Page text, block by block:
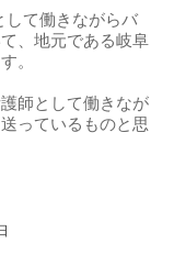
して働きながらバ
、地元である岐阜
。
師として働きなが
っているものと思